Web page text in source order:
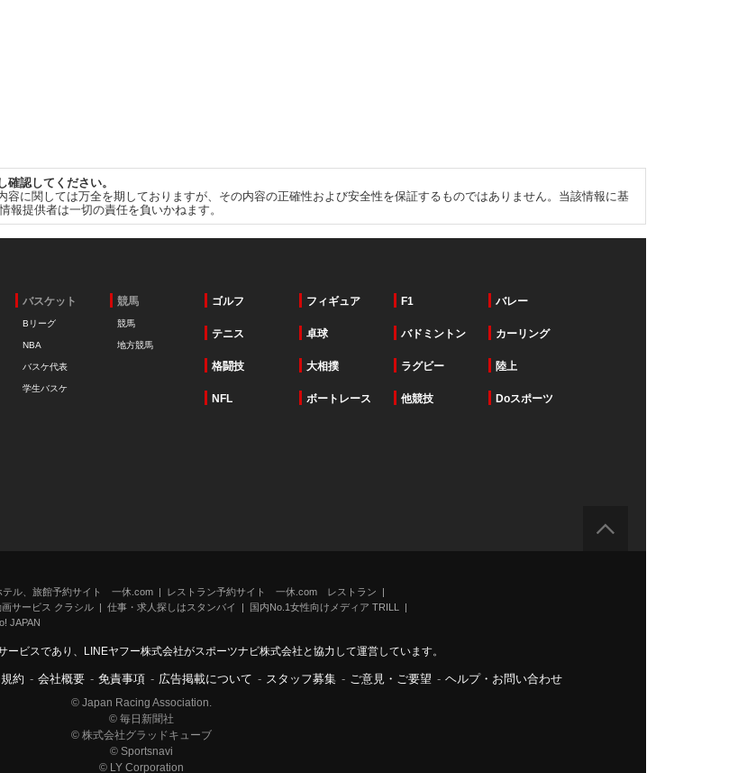
確認してください。
に関しては万全を期しておりますが、その内容の正確性および安全性を保証するものではありません。当該情報に基
提供者は一切の責任を負いかねます。
バスケット
Bリーグ
NBA
バスケ代表
学生バスケ
競馬
競馬
地方競馬
ゴルフ フィギュア F1 バレー
テニス 卓球 バドミントン カーリング
格闘技 大相撲 ラグビー 陸上
NFL ボートレース 他競技 Doスポーツ
テル、旅館予約サイト 一休.com
レストラン予約サイト 一休.com レストラン
サービス クラシル 仕事・求人探しはスタンバイ
国内No.1女性向けメディア TRILL
JAPAN
ービスであり、LINEヤフー株式会社がスポーツナビ株式会社と協力して運営しています。
約 - 会社概要 - 免責事項 - 広告掲載について - スタッフ募集 - ご意見・ご要望 - ヘルプ・お問い合わせ
© Japan Racing Association.
© 毎日新聞社
© 株式会社グラッドキューブ
© Sportsnavi
© LY Corporation